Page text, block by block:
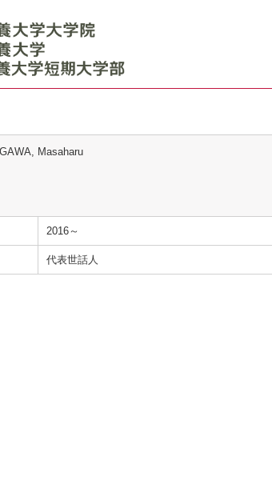
Masaharu
2016～
代表世話人